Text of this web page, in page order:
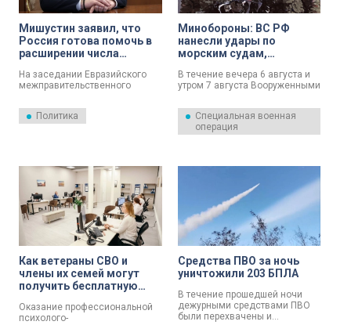
Мишустин заявил, что
Россия готова помочь в
расширении числа
На заседании Евразийского
межправительственного
правительства РФ Михаил
Мишустин обратил внимание
Политика
Минобороны: ВС РФ
нанесли удары по
морским судам,
интересах ВСУ
В течение вечера 6 августа и
утром 7 августа Вооруженными
Федерации продолжено
нанесение ударов по морским
судам, задействованным в
Специальная военная
операция
Как ветераны СВО и
члены их семей могут
получить бесплатную
помощь
Оказание профессиональной
психолого-
Средства ПВО за ночь
уничтожили 203 БПЛА
В течение прошедшей ночи
дежурными средствами ПВО
были перехвачены и